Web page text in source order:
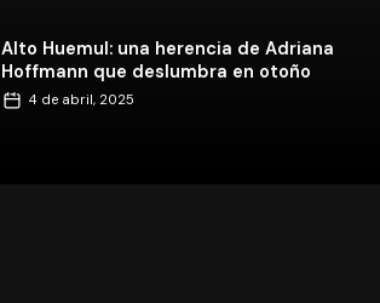
Alto Huemul: una herencia de Adriana
Hoffmann que deslumbra en otoño
4 de abril, 2025